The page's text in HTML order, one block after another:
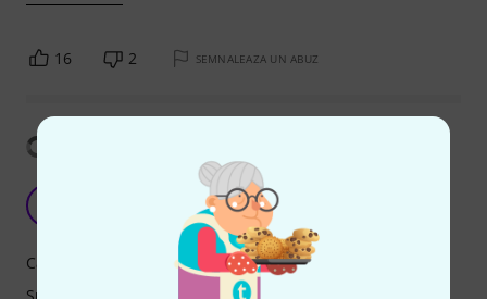
16 2 SEMNALEAZA UN ABUZ
R. CT. 10.06.2025
Caracteristici
Sunet